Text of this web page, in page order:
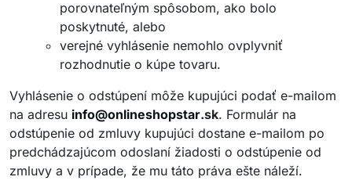
porovnateľným spôsobom, ako bolo
poskytnuté, alebo
verejné vyhlásenie nemohlo ovplyvniť
rozhodnutie o kúpe tovaru.
Vyhlásenie o odstúpení môže kupujúci podať e-mailom
na adresu info@onlineshopstar.sk. Formulár na
odstúpenie od zmluvy kupujúci dostane e-mailom po
predchádzajúcom odoslaní žiadosti o odstúpenie od
zmluvy a v prípade, že mu táto práva ešte náleží.